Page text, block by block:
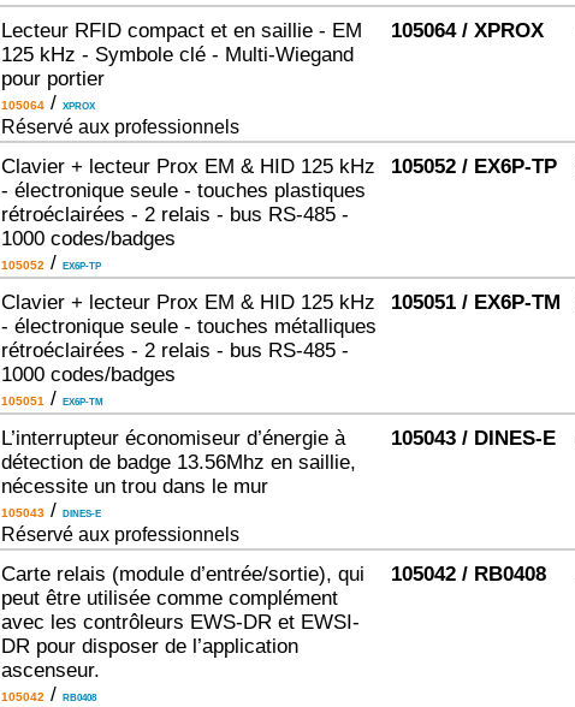
Lecteur RFID compact et en saillie - EM
125 kHz - Symbole clé - Multi-Wiegand
pour portier
105064/ XPROX
Réservé aux professionnels
105064 / XPROX
Clavier + lecteur Prox EM & HID 125 kHz
- électronique seule - touches plastiques
rétroéclairées - 2 relais - bus RS-485 -
1000 codes/badges
105052/ EX6P-TP
105052 / EX6P-TP
Clavier + lecteur Prox EM & HID 125 kHz
- électronique seule - touches métalliques
rétroéclairées - 2 relais - bus RS-485 -
1000 codes/badges
105051/ EX6P-TM
105051 / EX6P-TM
L’interrupteur économiseur d’énergie à
détection de badge 13.56Mhz en saillie,
nécessite un trou dans le mur
105043/ DINES-E
Réservé aux professionnels
105043 / DINES-E
Carte relais (module d’entrée/sortie), qui
peut être utilisée comme complément
avec les contrôleurs EWS-DR et EWSI-
DR pour disposer de l’application
ascenseur.
105042/ RB0408
105042 / RB0408